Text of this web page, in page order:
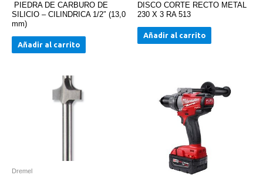
PIEDRA DE CARBURO DE
SILICIO – CILINDRICA 1/2″ (13,0
mm)
Añadir al carrito
DISCO CORTE RECTO METAL
230 X 3 RA 513
Añadir al carrito
Dremel